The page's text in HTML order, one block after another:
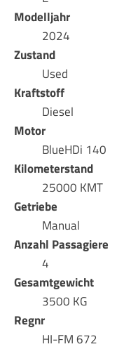
Modelljahr
2024
Zustand
Used
Kraftstoff
Diesel
Motor
BlueHDi 140
Kilometerstand
25000 KMT
Getriebe
Manual
Anzahl Passagiere
4
Gesamtgewicht
3500 KG
Regnr
HI-FM 672